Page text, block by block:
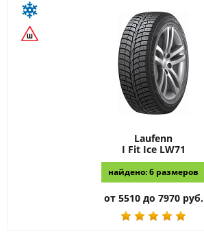
Laufenn
I Fit Ice LW71
найдено: 6 размеров
от 5510 до 7970 руб.